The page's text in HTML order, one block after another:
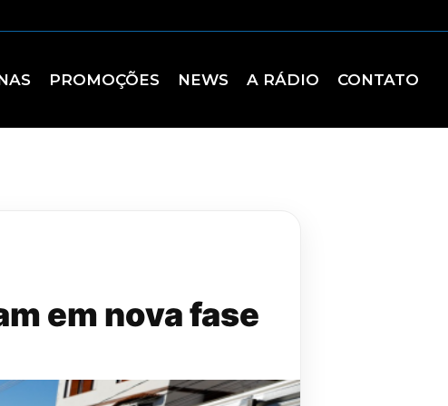
PROMOÇÕES NEWS A RÁDIO CONTATO
em nova fase